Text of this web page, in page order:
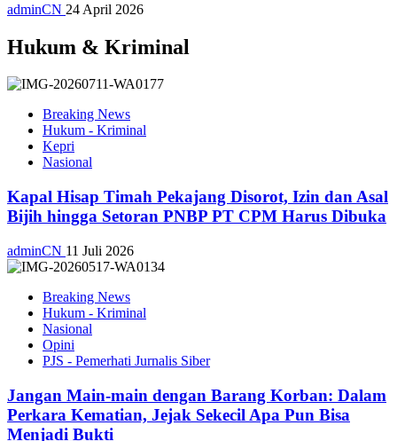
adminCN 24 April 2026
Hukum & Kriminal
Breaking News
Hukum - Kriminal
Kepri
Nasional
Kapal Hisap Timah Pekajang Disorot, Izin dan Asal
Bijih hingga Setoran PNBP PT CPM Harus Dibuka
adminCN 11 Juli 2026
Breaking News
Hukum - Kriminal
Nasional
Opini
PJS - Pemerhati Jurnalis Siber
Jangan Main-main dengan Barang Korban: Dalam
Perkara Kematian, Jejak Sekecil Apa Pun Bisa
Menjadi Bukti